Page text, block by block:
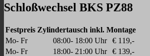
Schloßwechsel BKS PZ88
Festpreis Zylindertausch inkl. Montage
Mo- Fr
08:00- 18:00 Uhr
€ 119,-
Mo- Fr
18:00- 21:00 Uhr € 139,-